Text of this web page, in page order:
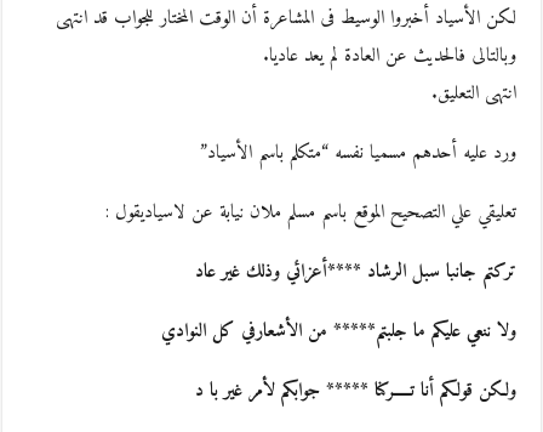
لكن الأسياد أخبروا الوسيط فى المشاعرة أن الوقت المختار للجواب قد انتهى
وبالتالى فالحديث عن العادة لم يعد عاديا.
انتهى التعليق.
ورد عليه أحدهم مسميا نفسه “متكلم باسم الأسياد”
تعليقي علي التصحيح الموقع باسم مسلم ملان نيابة عن لاسياديقول :
تركتم جانبا سبل الرشاد ****أعزائي وذلك غير عاد
ولا ننعي عليكم ما جلبتم***** من الأشعارفي كل النوادي
ولكن قولكم أنا تـــــركنا ***** جوابكم لأمر غير با د